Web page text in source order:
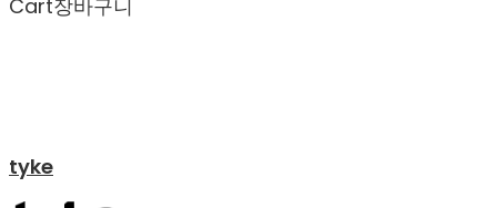
Cart장바구니
tyke